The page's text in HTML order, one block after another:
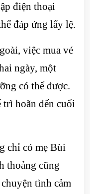
điện thoại
đáp ứng lấy lệ.
việc mua vé
ngày, một
có thể được.
trì hoãn đến cuối
chỉ có mẹ Bùi
thoảng cũng
tình cảm